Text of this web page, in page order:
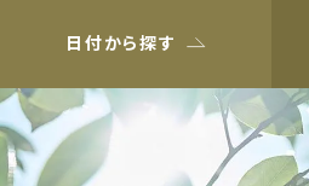
日付から探す